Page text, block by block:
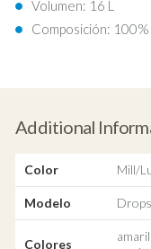
Volumen: 16 L
Composición:
Additional
Color Mill/
Modelo
Colores